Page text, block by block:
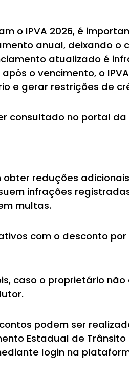
o IPVA 2026, é
anual, deixando o
atualizado é
o vencimento, o
e gerar restrições de
consultado no portal da
reduções
infrações
multas.
com o desconto
caso o proprietário
podem ser
Estadual de
login na